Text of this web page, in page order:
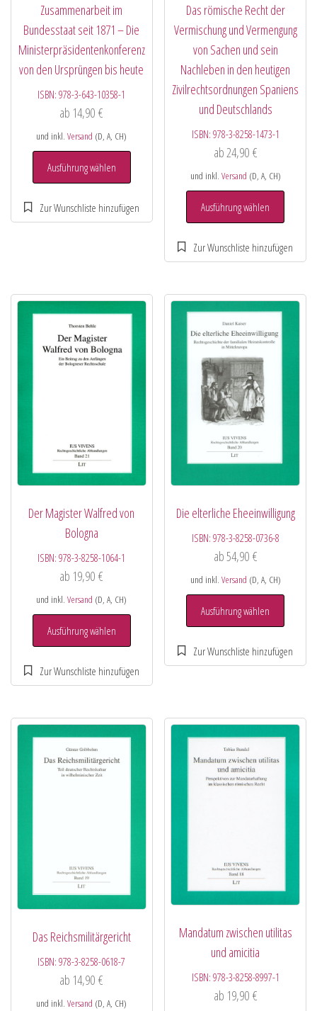
Zusammenarbeit im
Bundesstaat seit 1871 – Die
Ministerpräsidentenkonferenz
von den Ursprüngen bis heute
ISBN:978-3-643-10358-1
ab 14,90€
und inkl.Versand (D, A, CH)
Ausführung wählen
Das römische Recht der
Vermischung und Vermengung
von Sachen und sein
Nachleben in den heutigen
Zivilrechtsordnungen Spaniens
und Deutschlands
ISBN: 978-3-8258-1473-1
ab 24,90 €
und inkl. Versand (D, A, CH)
Ausführung wählen
Der Magister Walfred von
Bologna
ISBN:978-3-8258-1064-1
ab 19,90€
und inkl.Versand (D, A, CH)
Ausführung wählen
Die elterliche Eheeinwilligung
ISBN: 978-3-8258-0736-8
ab54,90 €
und inkl. Versand (D, A, CH)
Ausführung wählen
Das Reichsmilitärgericht
ISBN:978-3-8258-0618-7
ab 14,90€
und inkl.Versand (D, A, CH)
Mandatum zwischen utilitas
und amicitia
ISBN: 978-3-8258-8997-1
ab 19,90 €